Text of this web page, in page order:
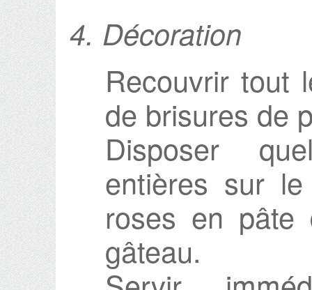
4. Décoration
Recouvrir tout
de brisures de
Disposer
entières sur
roses en pâte
gâteau.